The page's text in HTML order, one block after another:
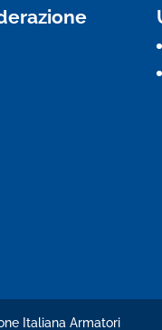
Italiana Armatori